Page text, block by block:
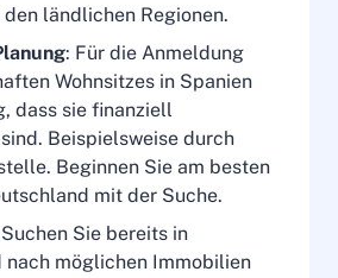
ländlichen Regionen.
: Für die Anmeldung
Wohnsitzes in Spanien
dass sie finanziell
Beispielsweise durch
Beginnen Sie am besten
mit der Suche.
Sie bereits in
nach möglichen Immobilien